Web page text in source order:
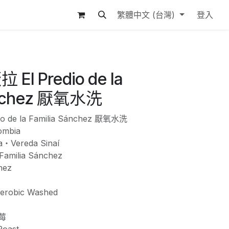
繁體中文 (台灣) 登入
El Predio de la
厭氧水洗
de la Familia Sánchez 厭氧水洗
・Vereda Sinaí
Sánchez
Washed